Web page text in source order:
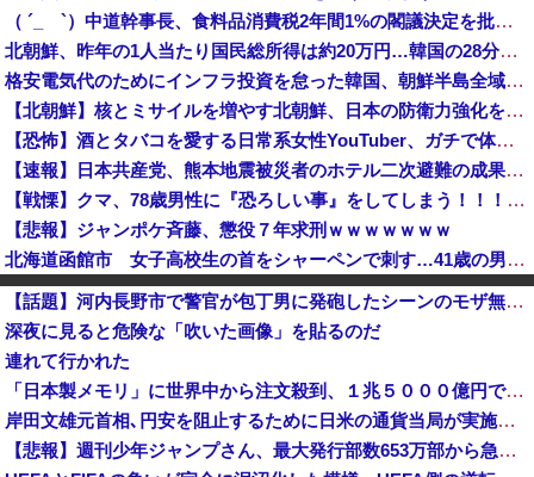
（ ´_ゝ`）中道幹事長、食料品消費税2年間1%の閣議決定を批判 → 記者「中道改革連合は食料品消費税ゼロを公約に掲げていたが？」→ 階猛氏「
北朝鮮、昨年の1人当たり国民総所得は約20万円…韓国の28分の1！
格安電気代のためにインフラ投資を怠った韓国、朝鮮半島全域を猛暑が直撃してしまった結果……
【北朝鮮】核とミサイルを増やす北朝鮮、日本の防衛力強化を見て突然「平和」を語り始める
【恐怖】酒とタバコを愛する日常系女性YouTuber、ガチで体が終わる・・・
【速報】日本共産党、熊本地震被災者のホテル二次避難の成果はウチだとアレオレ詐欺をはじめる
【戦慄】クマ、78歳男性に『恐ろしい事』をしてしまう！！！！！！！
【悲報】ジャンポケ斉藤、懲役７年求刑ｗｗｗｗｗｗｗ
北海道函館市 女子高校生の首をシャーペンで刺す…41歳の男を現行犯逮捕 面識なし [8/5]
各社のAI、続々と暴走 勝手に人間のフリをしてサイバー攻撃を仕掛ける事件が相次ぐ
【話題】河内長野市で警官が包丁男に発砲したシーンのモザ無し映像が公開される。
深夜に見ると危険な「吹いた画像」を貼るのだ
連れて行かれた
「日本製メモリ」に世界中から注文殺到、１兆５０００億円で工場増築へ
岸田文雄元首相､円安を阻止するために日米の通貨当局が実施した為替介入は｢一時しのぎに過ぎない｣との認識を示す
【悲報】週刊少年ジャンプさん、最大発行部数653万部から急降下でついに100万部を割ってしまう